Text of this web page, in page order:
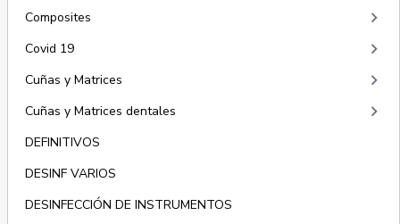
Composites keyboard_arrow_right
Covid 19 keyboard_arrow_right
Cuñas y Matrices keyboard_arrow_right
Cuñas y Matrices dentales keyboard_arrow_right
DEFINITIVOS
DESINF VARIOS
DESINFECCIÓN DE INSTRUMENTOS